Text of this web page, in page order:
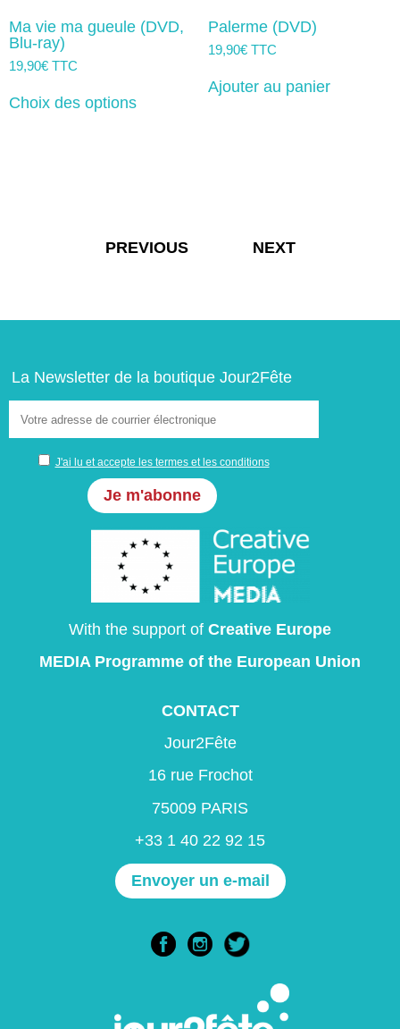
Ma vie ma gueule (DVD,
Blu-ray)
19,90€ TTC
Choix des optionsproduit
sur
Palerme (DVD)
19,90€ TTC
Ajouter au panier
Navigation
PREVIOUS NEXT
La Newsletter de la boutique Jour2Fête
J'ai lu et accepte les termes et les conditions
With the support of Creative Europe
MEDIA Programme of the European Union
CONTACT
Jour2Fête
16 rue Frochot
75009 PARIS
+33 1 40 22 92 15
Envoyer un e-mail